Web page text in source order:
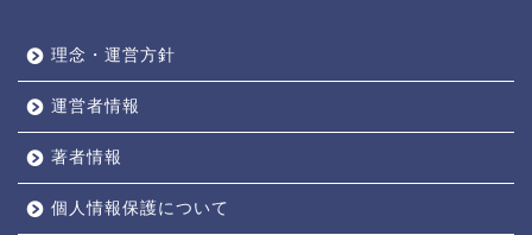
理念・運営方針
運営者情報
著者情報
個人情報保護について